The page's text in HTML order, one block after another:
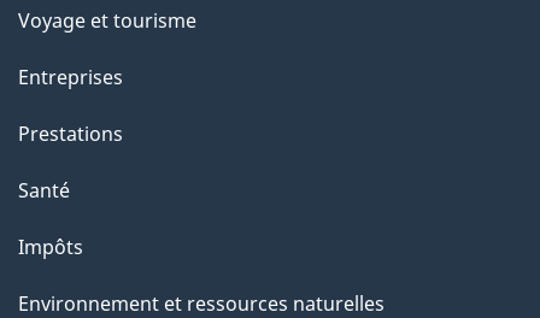
Voyage et tourisme
Entreprises
Prestations
Santé
Impôts
Environnement et ressources naturelles